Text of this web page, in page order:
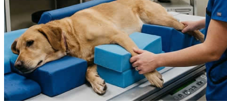
Menü Menü